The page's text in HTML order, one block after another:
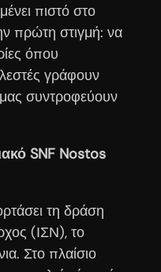
πιστό στο
πρώτη στιγμή: να
όπου
γράφουν
συντροφεύουν
SNF Nostos
τη δράση
(ΙΣΝ), το
Στο πλαίσιο